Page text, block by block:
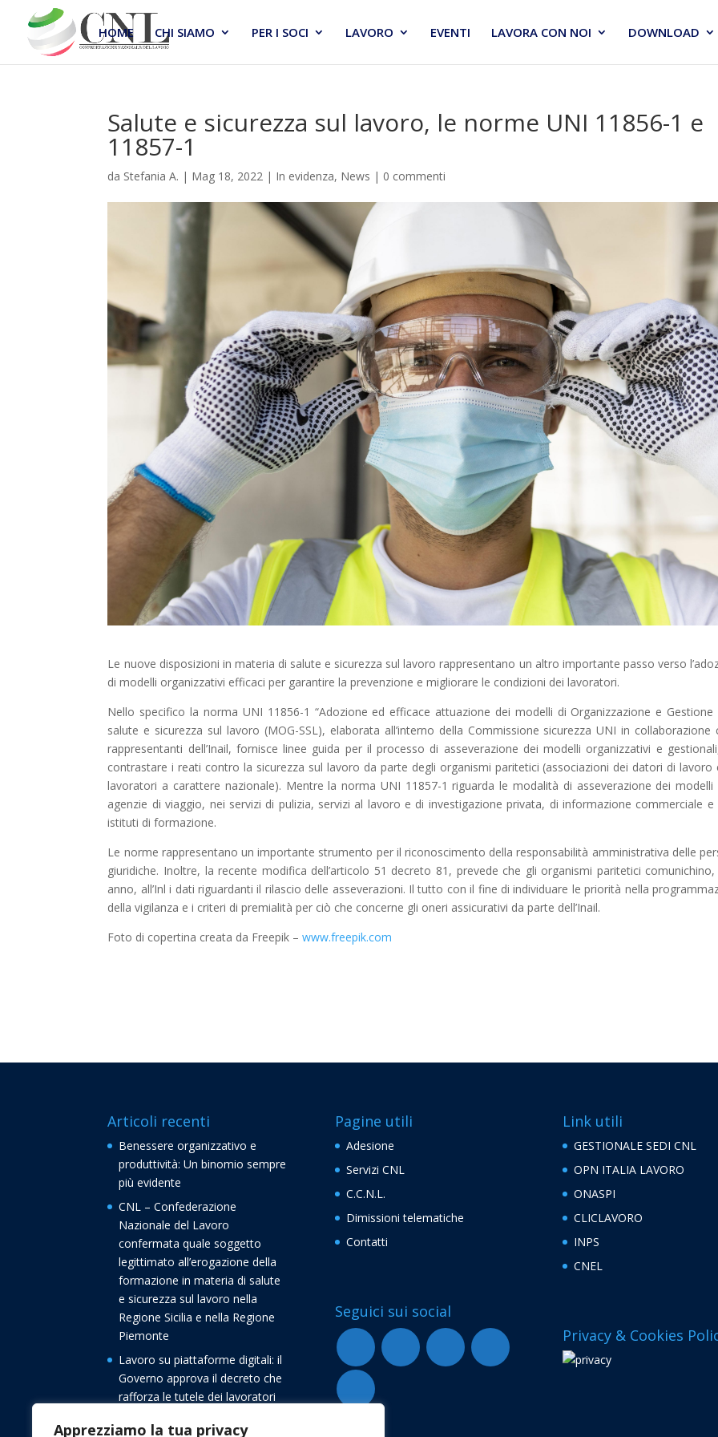
Apprezziamo la tua privacy
HOME CHI SIAMO PER I SOCI LAVORO EVENTI LAVORA CON NOI DOWNLOAD
Salute e sicurezza sul lavoro, le norme UNI 11856-1 e
11857-1
da Stefania A. | Mag 18, 2022 | In evidenza, News | 0 commenti
Le nuove disposizioni in materia di salute e sicurezza sul lavoro rappresentano un altro importante passo verso
di modelli organizzativi efficaci per garantire la prevenzione e migliorare le condizioni dei lavoratori.
Nello specifico la norma UNI 11856-1 “Adozione ed efficace attuazione dei modelli di Organizzazione e Gestione
salute e sicurezza sul lavoro (MOG-SSL), elaborata all’interno della Commissione sicurezza UNI in collaborazione
rappresentanti dell’Inail, fornisce linee guida per il processo di asseverazione dei modelli organizzativi e
contrastare i reati contro la sicurezza sul lavoro da parte degli organismi paritetici (associazioni dei datori di lavoro
lavoratori a carattere nazionale). Mentre la norma UNI 11857-1 riguarda le modalità di asseverazione dei modelli
agenzie di viaggio, nei servizi di pulizia, servizi al lavoro e di investigazione privata, di informazione commerciale e
istituti di formazione.
Le norme rappresentano un importante strumento per il riconoscimento della responsabilità amministrativa delle
giuridiche. Inoltre, la recente modifica dell’articolo 51 decreto 81, prevede che gli organismi paritetici
anno, all’Inl i dati riguardanti il rilascio delle asseverazioni. Il tutto con il fine di individuare le priorità nella
della vigilanza e i criteri di premialità per ciò che concerne gli oneri assicurativi da parte dell’Inail.
Foto di copertina creata da Freepik –www.freepik.com
Articoli recenti
Benessere organizzativo e
produttività: Un binomio sempre
più evidente
CNL – Confederazione
Nazionale del Lavoro
confermata quale soggetto
legittimato all’erogazione della
formazione in materia di salute
e sicurezza sul lavoro nella
Regione Sicilia e nella Regione
Piemonte
Lavoro su piattaforme digitali: il
Governo approva il decreto che
rafforza le tutele dei lavoratori
Buone vacanze dalla
Pagine utili
Adesione
Servizi CNL
C.C.N.L.
Dimissioni telematiche
Contatti
Seguici sui social
Link utili
GESTIONALE SEDI CNL
OPN ITALIA LAVORO
ONASPI
CLICLAVORO
INPS
CNEL
Privacy & Cookies